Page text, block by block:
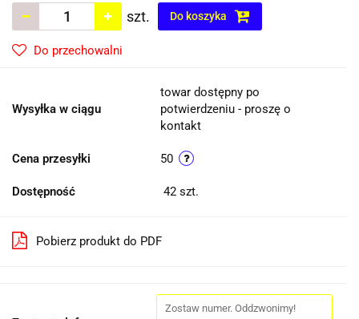
szt. Do koszyka
Do przechowalni
Wysyłka w ciągu
towar dostępny po
potwierdzeniu - proszę o
kontakt
Cena przesyłki 50
Dostępność 42 szt.
Pobierz produkt do PDF